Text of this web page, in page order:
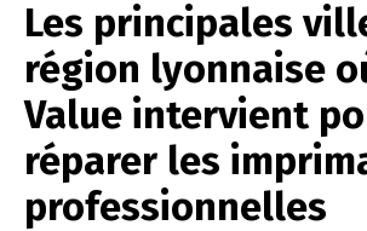
Les principales
région lyonnaise
Value intervient
réparer les
professionnelles